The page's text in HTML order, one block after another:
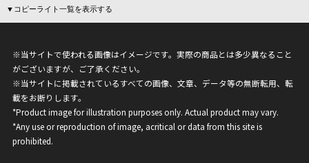
▼コピーライト一覧を表示する
※当サイトで使われる画像はイメージです。実際の商品とは多少異なること
がございますが、ご了承ください。
※当サイトに掲載されているすべての画像、文章、データ等の無断転用、転
載をお断りします。
*Product image for illustration purposes only. Actual product may vary.
*Any use or reproduction of image, acritical or data from this site is
prohibited.